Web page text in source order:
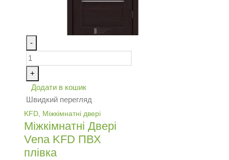
-
+
Додати в кошик
Швидкий перегляд
KFD Міжкімнатні двері
Міжкімнатні Двері
Vena KFD ПВХ
плівка